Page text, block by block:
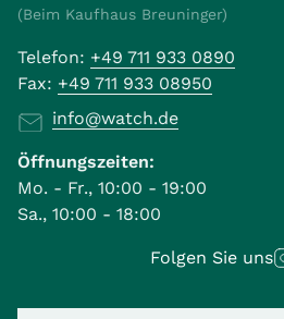
(Beim Kaufhaus Breuninger)
Telefon: +49 711 933 0890
Fax: +49 711 933 08950
info@watch.de
Öffnungszeiten:
Mo. - Fr., 10:00 - 19:00
Sa., 10:00 - 18:00
Folgen Sie uns